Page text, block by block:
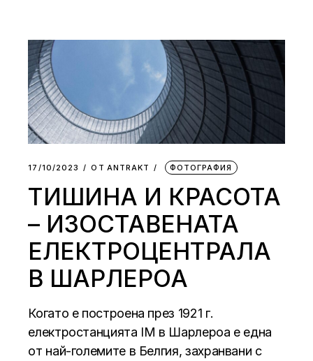
17/10/2023 ОТ АNTRAKT ФОТОГРАФИЯ
ТИШИНА И КРАСОТА
– ИЗОСТАВЕНАТА
ЕЛЕКТРОЦЕНТРАЛА
В ШАРЛЕРОА
Когато е построена през 1921 г.
електростанцията IM в Шарлероа е една
от най-големите в Белгия, захранвани с